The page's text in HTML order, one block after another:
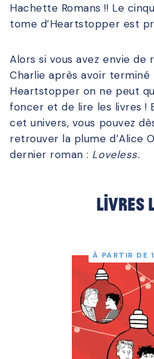
Hachette Romans !! Le
tome d’Heartstopper est
Alors si vousavez envie de
Charlie après avoir terminé
Heartstopper on ne peut
foncer et de lire les livres !
cet univers, vous pouvez
retrouver la plume d’Alice
dernier roman : Loveless.
Livres
À PARTIR DE